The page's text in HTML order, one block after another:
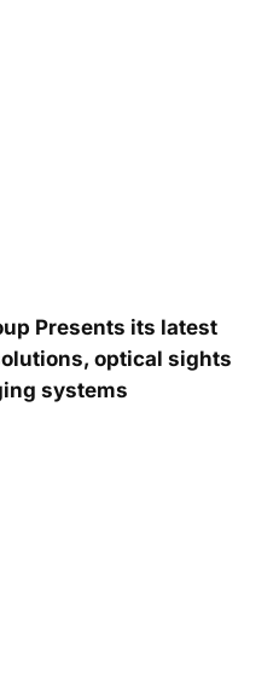
Presents its latest
optical sights
systems